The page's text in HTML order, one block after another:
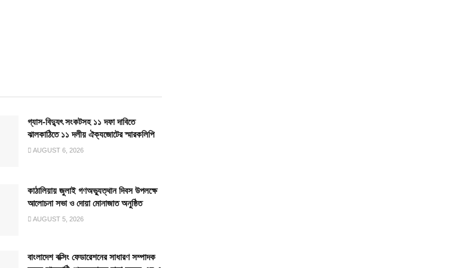
গ্যাস-বিদ্যুৎ সংকটসহ ১১ দফা দাবিতে
ঝালকাঠিতে ১১ দলীয় ঐক্যজোটের স্মারকলিপি
AUGUST 6, 2026
কাঠালিয়ায় জুলাই গণঅভ্যুত্থান দিবস উপলক্ষে
আলোচনা সভা ও দোয়া মোনাজাত অনুষ্ঠিত
AUGUST 5, 2026
বাংলাদেশ বক্সিং ফেডারেশনের সাধারণ সম্পাদক